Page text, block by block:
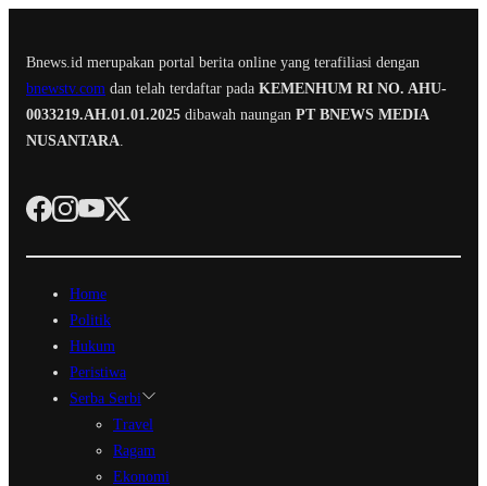
Bnews.id merupakan portal berita online yang terafiliasi dengan
bnewstv.com dan telah terdaftar pada KEMENHUM RI NO. AHU-
0033219.AH.01.01.2025 dibawah naungan PT BNEWS MEDIA
NUSANTARA
Home
Politik
Hukum
Peristiwa
Serba Serbi
Travel
Ragam
Ekonomi